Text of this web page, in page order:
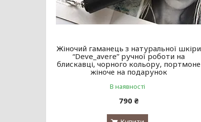
Жіночий гаманець з натуральної шкіри
“Deve_avere” ручної роботи на
блискавці, чорного кольору, портмоне
жіноче на подарунок
В наявності
790 ₴